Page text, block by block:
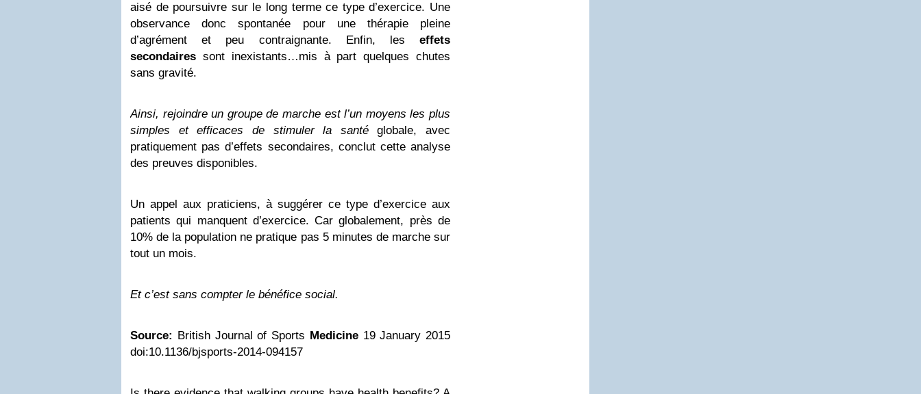
aisé de poursuivre sur le long terme ce type d’exercice. Une
observance donc spontanée pour une thérapie pleine
d’agrément et peu contraignante. Enfin, les effets
secondaires sont inexistants…mis à part quelques chutes
sans gravité.
Ainsi, rejoindre un groupe de marche est l’un moyens les plus
simples et efficaces de stimuler la santéglobale, avec
pratiquement pas d’effets secondaires, conclut cette analyse
des preuves disponibles.
Un appel aux praticiens, à suggérer ce type d’exercice aux
patients qui manquent d’exercice. Car globalement, près de
10% de la population ne pratique pas 5 minutes de marche sur
tout un mois.
Et c’est sans compter le bénéfice social.
Source: British Journal of Sports Medicine 19 January 2015
doi:10.1136/bjsports-2014-094157